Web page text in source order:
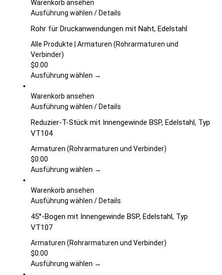
der
gewählt
werden
Warenkorb ansehen
Ausführung wählen Dieses
weist
mehrere
Die
auf
Produktseite
werden
/Details
Rohr für Druckanwendungen mit Naht, Edelstahl
Alle Produkte | Armaturen (Rohrarmaturen und
Verbinder)
$0.00
Ausführung wählen →
Warenkorb ansehen
Ausführung wählen Dieses
weist
Varianten
Die
auf
Produktseite
werden
/Details
Reduzier-T-Stück mit Innengewinde BSP, Edelstahl, Typ
VT104
Armaturen (Rohrarmaturen und Verbinder)
$0.00
Ausführung wählen →
Warenkorb ansehen
Ausführung wählen Dieses
weist
Varianten
Die
/Details
45°-Bogen mit Innengewinde BSP, Edelstahl, Typ
VT107
Armaturen (Rohrarmaturen und Verbinder)
$0.00
Ausführung wählen →